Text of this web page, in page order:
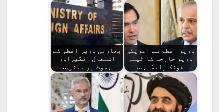
وزیر اعظم سے امریکی
وزیر خارجہ کا ٹیلی
فونک رابطہ،…
بھارتی وزیر اعظم کے
اشتعال انگیزاور
جھوٹ پر مبنی…